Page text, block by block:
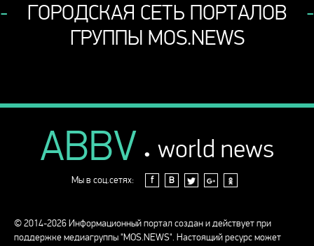
ГОРОДСКАЯ СЕТЬ ПОРТАЛОВ
ГРУППЫ MOS.NEWS
ABBV . world news
Мы в соц.сетях: f В
© 2014-2026 Информационный портал создан и действует при
поддержке медиагруппы "MOS.NEWS". Настоящий ресурс может